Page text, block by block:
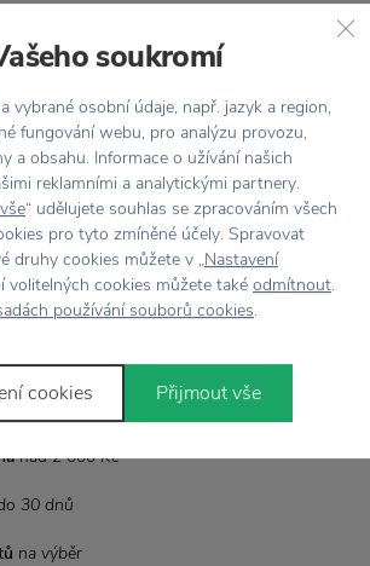
nad 2 000 Kč
30 dnů
na výběr
CACH01
Ocel / Chrom
Ø 25,5 cm x výška 18,5 cm
soukromí
vybrané osobní údaje, např. jazyk a region,
fungování webu, pro analýzu provozu,
a obsahu. Informace o užívání našich
reklamními a analytickými partnery.
“ udělujete souhlas se zpracováním všech
pro tyto zmíněné účely. Spravovat
druhy cookies můžete v „Nastavení
volitelných cookies můžete také odmítnout.
používání souborů cookies.
cookies Přijmout vše